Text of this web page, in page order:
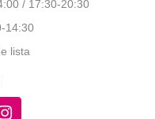
/ 17:30-20:30
14:30
lista